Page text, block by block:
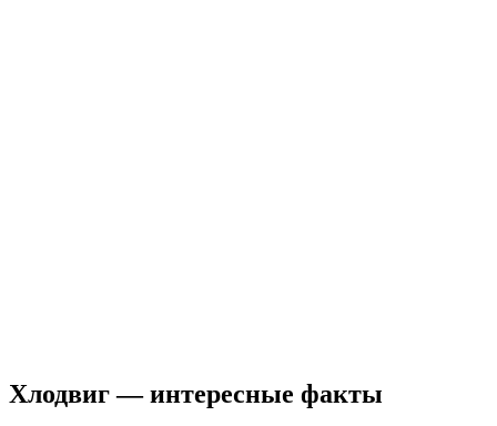
Хлодвиг — интересные факты